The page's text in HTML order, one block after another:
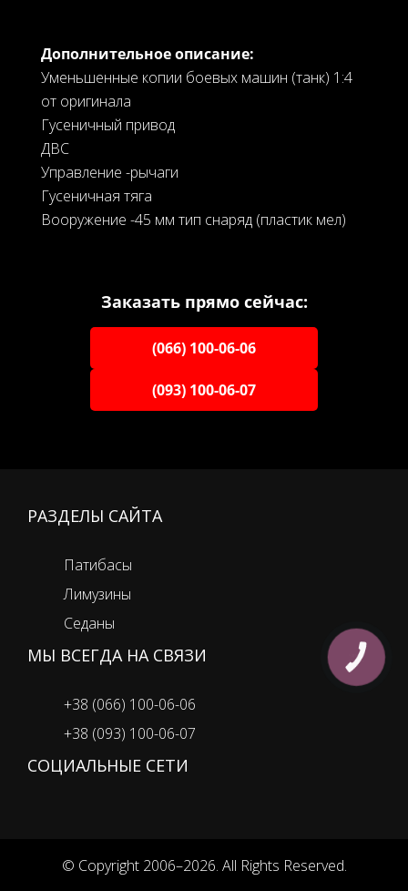
Дополнительное описание:
Уменьшенные копии боевых машин (танк) 1:4
от оригинала
Гусеничный привод
ДВС
Управление -рычаги
Гусеничная тяга
Вооружение -45 мм тип снаряд (пластик мел)
Заказать прямо сейчас:
(066) 100-06-06
(093) 100-06-07
РАЗДЕЛЫ САЙТА
Патибасы
Лимузины
Седаны
МЫ ВСЕГДА НА СВЯЗИ
+38 (066) 100-06-06
+38 (093) 100-06-07
СОЦИАЛЬНЫЕ СЕТИ
© Copyright 2006–2026. All Rights Reserved.
КНОПКА
ЗВ'ЯЗКУ